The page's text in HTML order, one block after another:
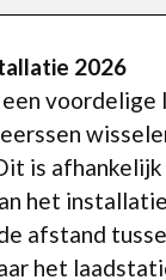
2026
voordelige
is afhankelijk
het
afstand
het